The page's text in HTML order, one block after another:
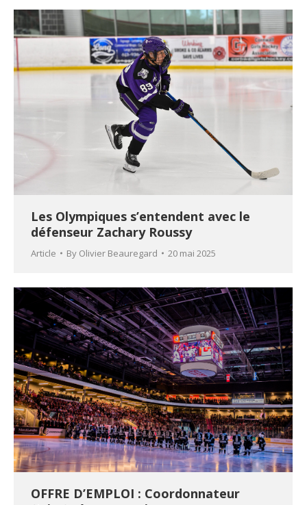
Les Olympiques s’entendent avec le
défenseur Zachary Roussy
Article By Olivier Beauregard 20 mai 2025
OFFRE D’EMPLOI : Coordonnateur